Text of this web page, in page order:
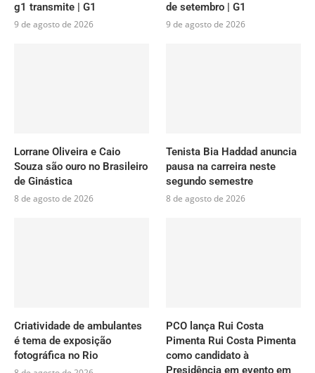
g1 transmite | G1
9 de agosto de 2026
de setembro | G1
9 de agosto de 2026
Lorrane Oliveira e Caio
Souza são ouro no Brasileiro
de Ginástica
8 de agosto de 2026
Tenista Bia Haddad anuncia
pausa na carreira neste
segundo semestre
8 de agosto de 2026
Criatividade de ambulantes
é tema de exposição
fotográfica no Rio
PCO lança Rui Costa
Pimenta Rui Costa Pimenta
como candidato à
Presidência em evento em